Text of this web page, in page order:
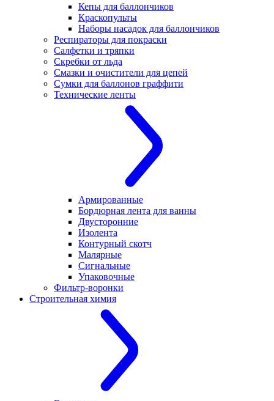
Кепы для баллончиков
Краскопульты
Наборы насадок для баллончиков
Респираторы для покраски
Салфетки и тряпки
Скребки от льда
Смазки и очистители для цепей
Сумки для баллонов граффити
Технические ленты
Армированные
Бордюрная лента для ванны
Двусторонние
Изолента
Контурный скотч
Малярные
Сигнальные
Упаковочные
Фильтр-воронки
Строительная химия